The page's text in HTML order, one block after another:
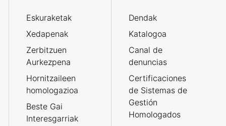
Eskuraketak
Xedapenak
Zerbitzuen
Aurkezpena
Hornitzaileen
homologazioa
Beste Gai
Interesgarriak
Dendak
Katalogoa
Canal de
denuncias
Certificaciones
de Sistemas de
Gestión
Homologados